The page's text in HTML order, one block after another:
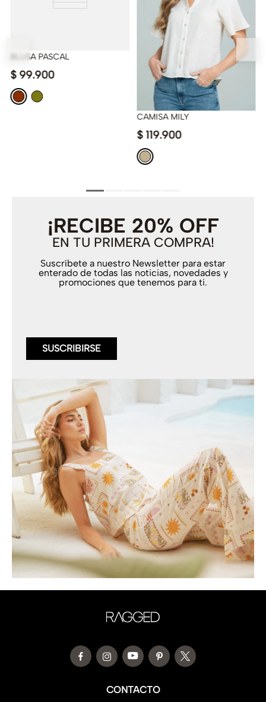
BLUSA PASCAL
$ 99.900
CAMISA MILY
$ 119.900
¡RECIBE 20% OFF
EN TU PRIMERA COMPRA!
Suscríbete a nuestro Newsletter para estar
enterado de todas las noticias, novedades y
promociones que tenemos para ti.
SUSCRIBIRSE
CONTACTO